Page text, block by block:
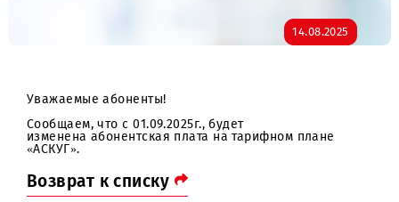
Уважаемые абоненты!
Сообщаем, что с 01.09.2025г., будет
изменена абонентская плата на тарифном плане
«АСКУГ».